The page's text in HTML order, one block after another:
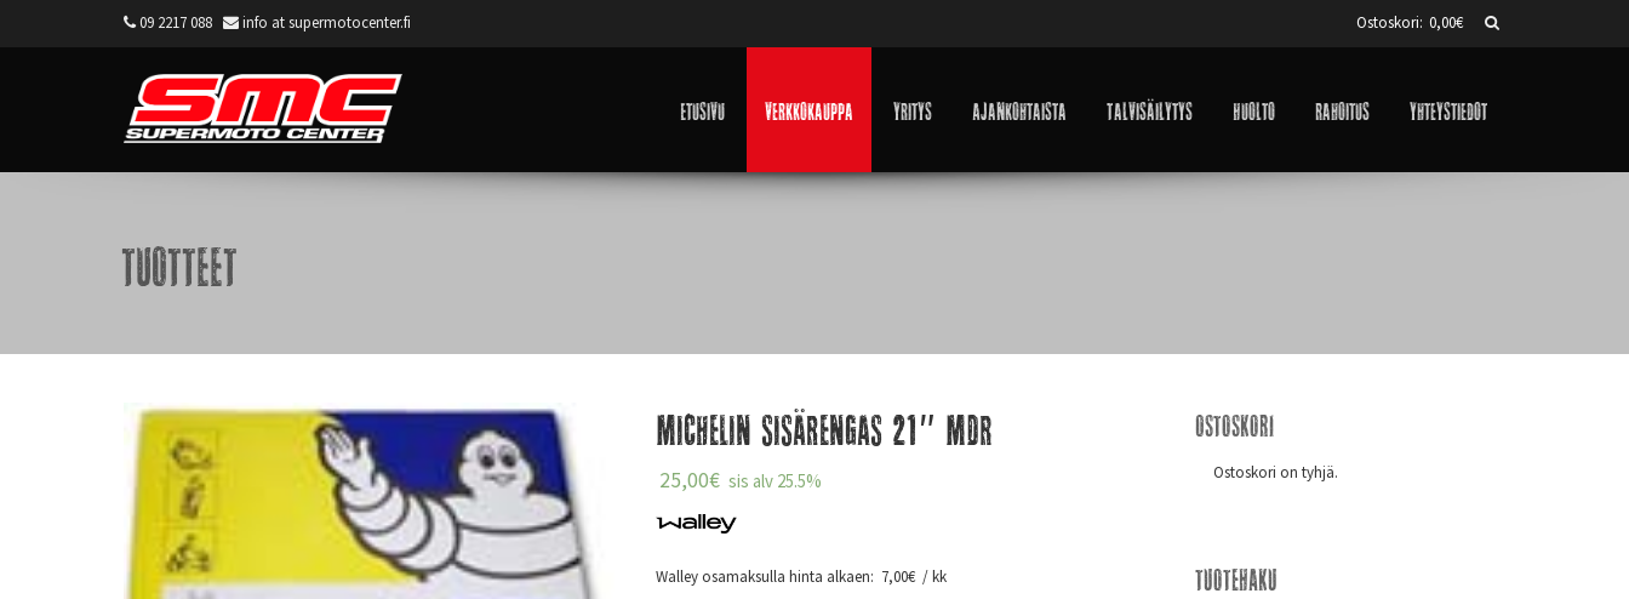
09 2217 088 info at supermotocenter.fi Ostoskori: 0,00€
Etusivu Verkkokauppa Yritys Ajankohtaista Talvisäilytys Huolto Rahoitus Yhteystiedot
Tuotteet
Michelin sisärengas 21″ MDR
25,00€ sis alv 25.5%
Walley osamaksulla hinta alkaen: 7,00€ / kk
Ostoskori
Ostoskori on tyhjä.
Tuotehaku